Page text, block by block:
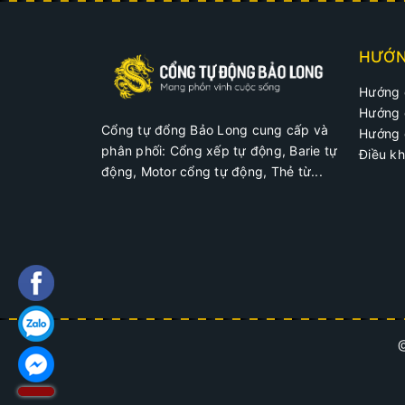
02 Chìa khóa mở khẩn khi mất điện
Cổng tự đổng Bảo Long cung cấp và
phân phối: Cổng xếp tự động, Barie tự
động, Motor cổng tự động, Thẻ từ...
Hướng
Hướng
Hướng
Điều